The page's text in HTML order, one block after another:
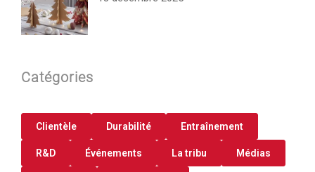
Catégories
Clientèle Durabilité Entraînement
R&D Événements La tribu Médias